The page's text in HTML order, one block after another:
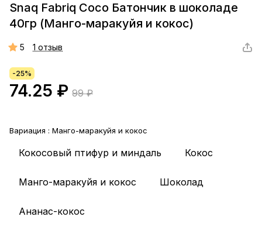
Snaq Fabriq Coco Батончик в шоколаде
40гр (Манго-маракуйя и кокос)
5 1 отзыв
-25%
74.25 ₽ 99 ₽
Вариация : Манго-маракуйя и кокос
Кокосовый птифур и миндаль Кокос
Манго-маракуйя и кокос Шоколад
Ананас-кокос